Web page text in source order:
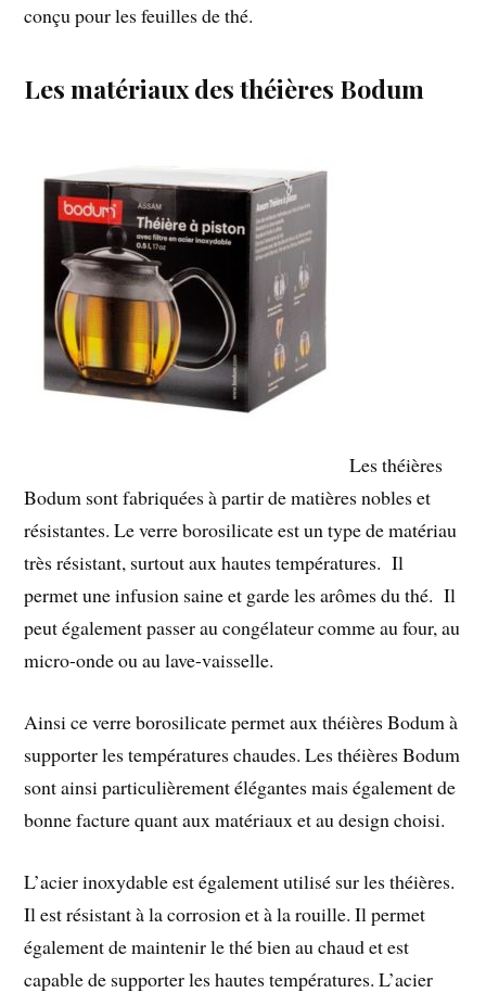
conçu pour les feuilles de thé.
Les matériaux des théières Bodum
Les théières
Bodum sont fabriquées à partir de matières nobles et
résistantes. Le verre borosilicate est un type de matériau
très résistant, surtout aux hautes températures. Il
permet une infusion saine et garde les arômes du thé. Il
peut également passer au congélateur comme au four, au
micro-onde ou au lave-vaisselle.
Ainsi ce verre borosilicate permet aux théières Bodum à
supporter les températures chaudes. Les théières Bodum
sont ainsi particulièrement élégantes mais également de
bonne facture quant aux matériaux et au design choisi.
L’acier inoxydable est également utilisé sur les théières.
Il est résistant à la corrosion et à la rouille. Il permet
également de maintenir le thé bien au chaud et est
capable de supporter les hautes températures. L’acier